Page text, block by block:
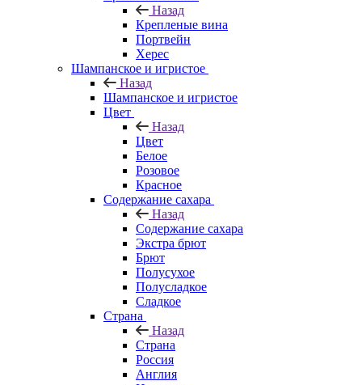
Назад
Крепленые вина
Портвейн
Херес
Шампанское и игристое
Назад
Шампанское и игристое
Цвет
Назад
Цвет
Белое
Розовое
Красное
Содержание сахара
Назад
Содержание сахара
Экстра брют
Брют
Полусухое
Полусладкое
Сладкое
Страна
Назад
Страна
Россия
Англия